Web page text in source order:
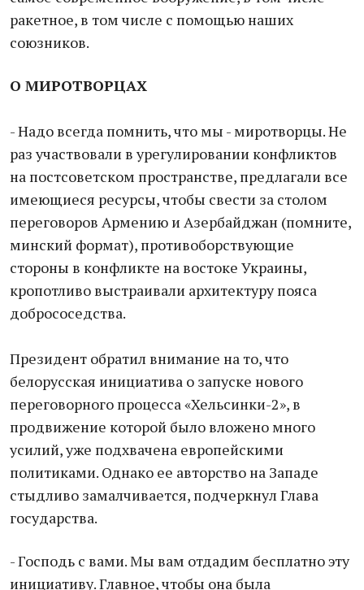
ракетное, в том числе с помощью наших
союзников.
О МИРОТВОРЦАХ
- Надо всегда помнить, что мы - миротворцы. Не
раз участвовали в урегулировании конфликтов
на постсоветском пространстве, предлагали все
имеющиеся ресурсы, чтобы свести за столом
переговоров Армению и Азербайджан (помните,
минский формат), противоборствующие
стороны в конфликте на востоке Украины,
кропотливо выстраивали архитектуру пояса
добрососедства.
Президент обратил внимание на то, что
белорусская инициатива о запуске нового
переговорного процесса «Хельсинки-2», в
продвижение которой было вложено много
усилий, уже подхвачена европейскими
политиками. Однако ее авторство на Западе
стыдливо замалчивается, подчеркнул Глава
государства.
- Господь с вами. Мы вам отдадим бесплатно эту
инициативу. Главное, чтобы она была